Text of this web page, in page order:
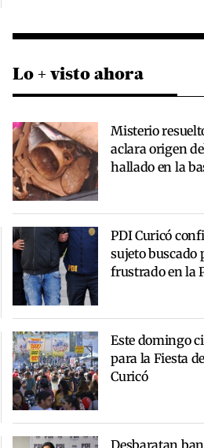
Lo + visto ahora
Misterio
aclara origen
hallado en la
PDI Curicó
sujeto buscado
frustrado en la
Este domingo
para la Fiesta
Curicó
Desbaratan